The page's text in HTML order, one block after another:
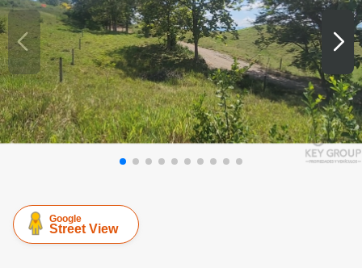
Google
Street View